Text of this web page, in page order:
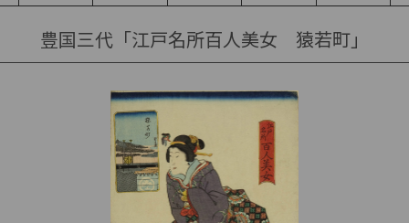
豊国三代「江戸名所百人美女 猿若町」